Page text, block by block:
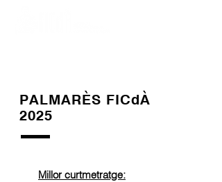
PALMARÈS FICdÀ
2025
Millor curtmetratge: